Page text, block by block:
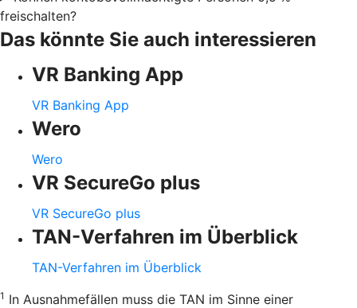
freischalten?
Das könnte Sie auch interessieren
VR Banking App
VR Banking App
Wero
Wero
VR SecureGo plus
VR SecureGo plus
TAN-Verfahren im Überblick
TAN-Verfahren im Überblick
1 In Ausnahmefällen muss die TAN im Sinne einer